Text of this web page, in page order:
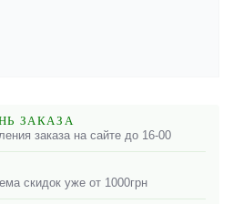
ЗАКАЗА
заказа на сайте до 16-00
скидок уже от 1000грн